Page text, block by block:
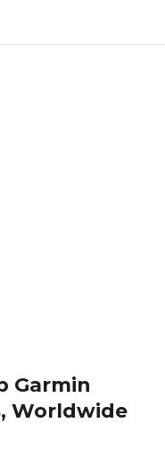
Garmin
Worldwide